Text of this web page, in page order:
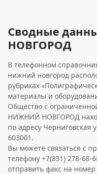
Сводные
НОВГОРОД
В телефонном
нижний новгород
рубриках
материалы и
Общество с
НИЖНИЙ НОВГОРОД
по адресу Черниговская
603001.
Вы можете связаться с
телефону +7(831) 278-68-
отправить факс на